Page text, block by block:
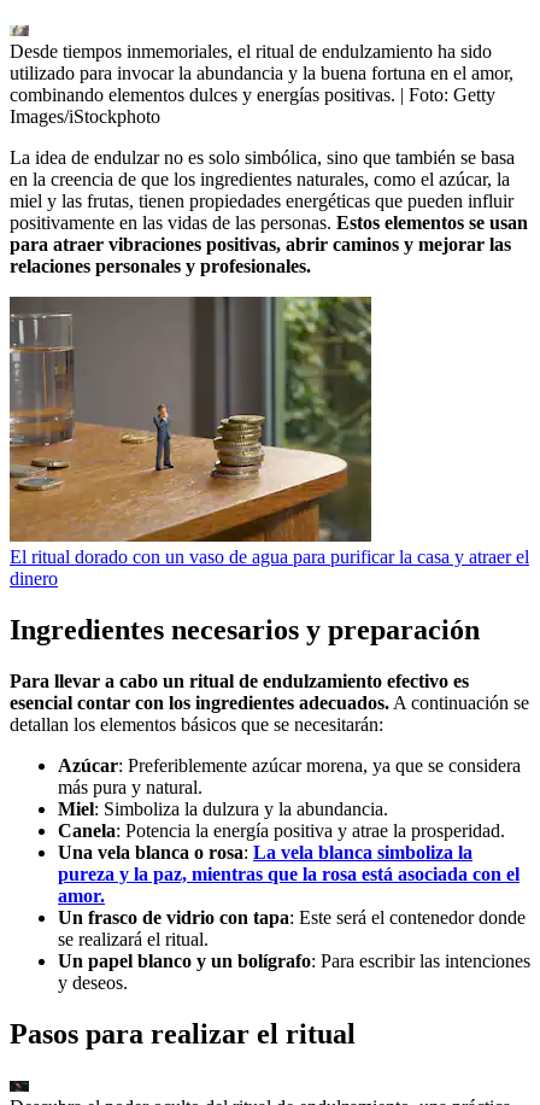
Desde tiempos inmemoriales, el ritual de endulzamiento ha sido
utilizado para invocar la abundancia y la buena fortuna en el amor,
combinando elementos dulces y energías positivas. | Foto: Getty
Images/iStockphoto
La idea de endulzar no es solo simbólica, sino que también se basa
en la creencia de que los ingredientes naturales, como el azúcar, la
miel y las frutas, tienen propiedades energéticas que pueden influir
positivamente en las vidas de las personas. Estos elementos se usan
para atraer vibraciones positivas, abrir caminos y mejorar las
relaciones personales y profesionales.
El ritual dorado con un vaso de agua para purificar la casa y atraer el
dinero
Ingredientes necesarios y preparación
Para llevar a cabo un ritual de endulzamiento efectivo es
esencial contar con los ingredientes adecuados. A continuación se
detallan los elementos básicos que se necesitarán:
Azúcar: Preferiblemente azúcar morena, ya que se considera
más pura y natural.
Miel: Simboliza la dulzura y la abundancia.
Canela: Potencia la energía positiva y atrae la prosperidad.
Una vela blanca o rosa: La vela blanca simboliza la
pureza y la paz, mientras que la rosa está asociada con el
amor.
Un frasco de vidrio con tapa: Este será el contenedor donde
se realizará el ritual.
Un papel blanco y un bolígrafo: Para escribir las intenciones
y deseos.
Pasos para realizar el ritual